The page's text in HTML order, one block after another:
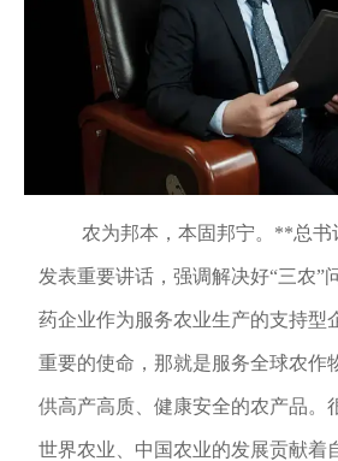
农为邦本，本固邦宁。**总书
发表重要讲话，强调解决好“三农”
药企业作为服务农业生产的支持型
重要的使命，那就是服务全球农作
供高产高质、健康安全的农产品。
世界农业、中国农业的发展贡献着